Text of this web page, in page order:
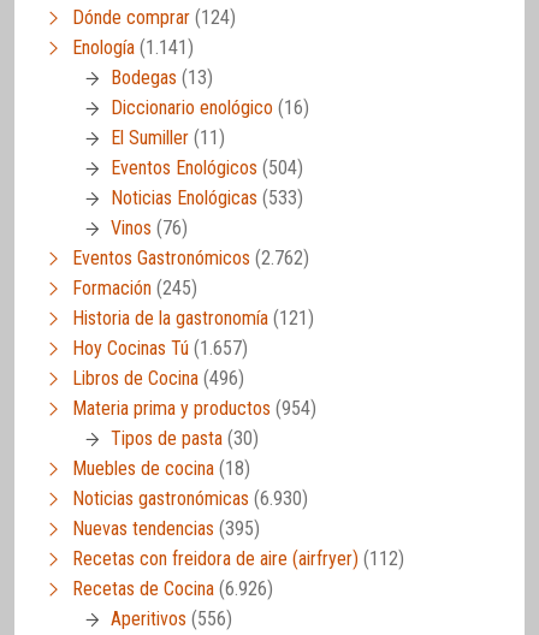
Dónde comprar (124)
Enología (1.141)
Bodegas (13)
Diccionario enológico (16)
El Sumiller (11)
Eventos Enológicos (504)
Noticias Enológicas (533)
Vinos (76)
Eventos Gastronómicos (2.762)
Formación (245)
Historia de la gastronomía (121)
Hoy Cocinas Tú (1.657)
Libros de Cocina (496)
Materia prima y productos (954)
Tipos de pasta (30)
Muebles de cocina (18)
Noticias gastronómicas (6.930)
Nuevas tendencias (395)
Recetas con freidora de aire (airfryer) (112)
Recetas de Cocina (6.926)
Aperitivos (556)